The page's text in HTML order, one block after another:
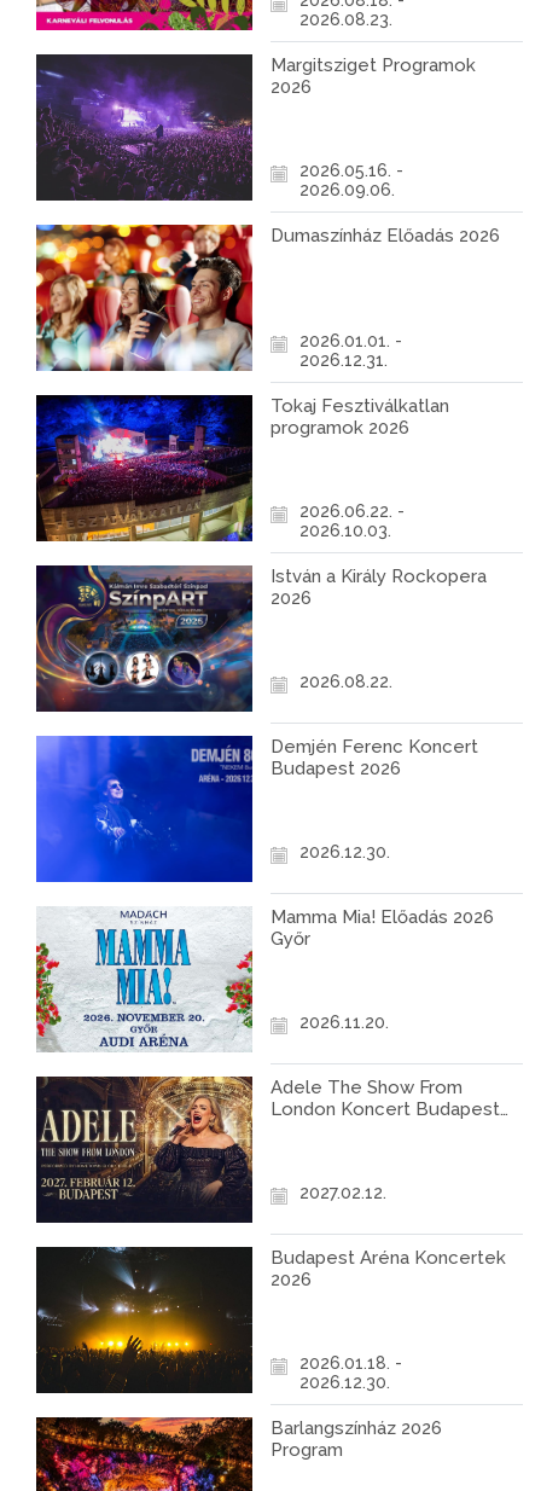
2026.08.23.
Margitsziget Programok
2026
2026.05.16. -
2026.09.06.
Dumaszínház Előadás 2026
2026.01.01. -
2026.12.31.
Tokaj Fesztiválkatlan
programok 2026
2026.06.22. -
2026.10.03.
István a Király Rockopera
2026
2026.08.22.
Demjén Ferenc Koncert
Budapest 2026
2026.12.30.
Mamma Mia! Előadás 2026
Győr
2026.11.20.
Adele The Show From
London Koncert Budapest
2027.02.12.
Budapest Aréna Koncertek
2026
2026.01.18. -
2026.12.30.
Barlangszínház 2026
Program